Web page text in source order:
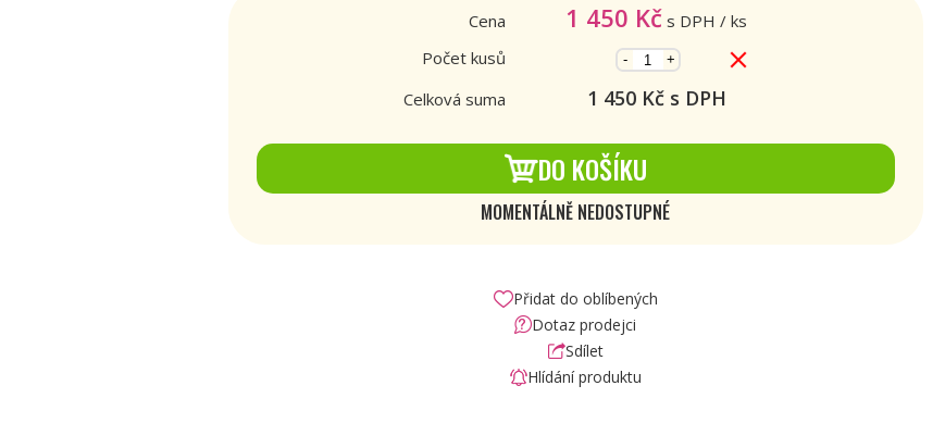
Cena 1 450 Kč s DPH / ks
Počet kusů
- +
Celková suma 1 450Kč s DPH
DO KOŠÍKU
MOMENTÁLNĚ NEDOSTUPNÉ
Přidat do oblíbených
Dotaz prodejci
Sdílet
Hlídání produktu